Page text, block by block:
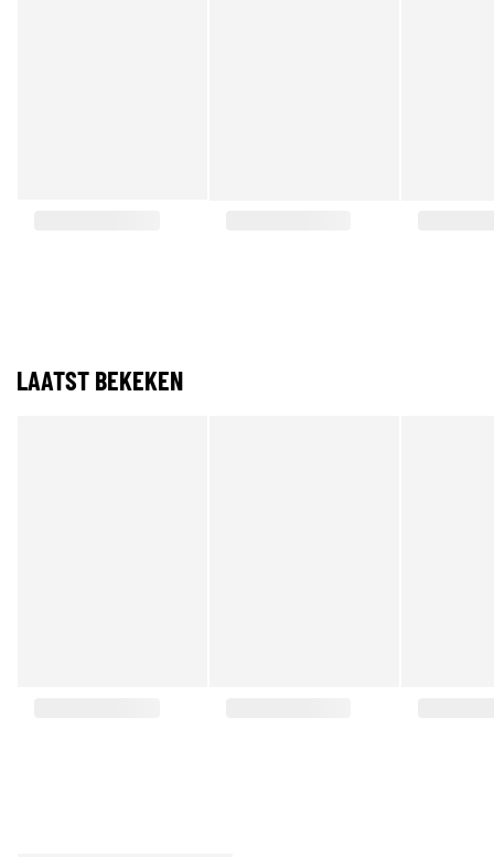
LAATST BEKEKEN